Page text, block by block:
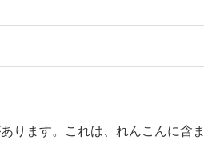
ります。これは、れんこんに含